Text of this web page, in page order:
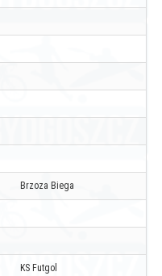
Brzoza Biega
KS Futgol